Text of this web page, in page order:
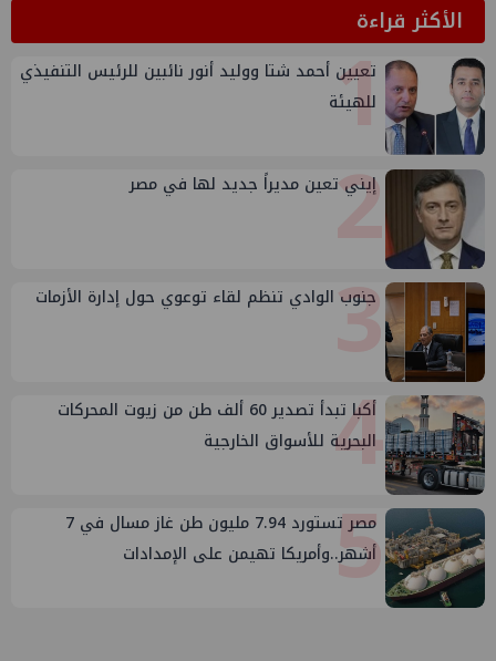
الأكثر قراءة1
تعيين أحمد شتا ووليد أنور نائبين للرئيس التنفيذي
للهيئة
2
إيني تعين مديراً جديد لها في مصر
3
جنوب الوادي تنظم لقاء توعوي حول إدارة الأزمات
4
أكبا تبدأ تصدير 60 ألف طن من زيوت المحركات
البحرية للأسواق الخارجية
5
مصر تستورد 7.94 مليون طن غاز مسال في 7
أشهر..وأمريكا تهيمن على الإمدادات